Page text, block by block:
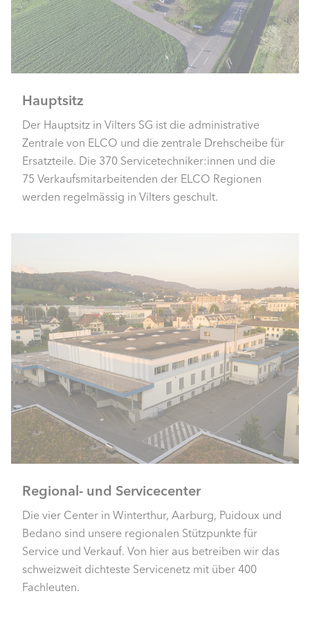
Hauptsitz
Der Hauptsitz in Vilters SG ist die administrative
Zentrale von ELCO und die zentrale Drehscheibe für
Ersatzteile. Die 370 Servicetechniker:innen und die
75 Verkaufsmitarbeitenden der ELCO Regionen
werden regelmässig in Vilters geschult.
Regional- und Servicecenter
Die vier Center in Winterthur, Aarburg, Puidoux und
Bedano sind unsere regionalen Stützpunkte für
Service und Verkauf. Von hier aus betreiben wir das
schweizweit dichteste Servicenetz mit über 400
Fachleuten.